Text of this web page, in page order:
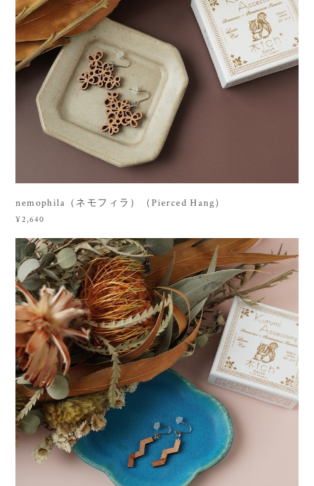
nemophila（ネモフィラ）（Pierced Hang）
¥2,640